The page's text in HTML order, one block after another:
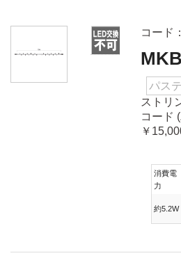
コード
パス
ストリ
コード
￥
消費電
力
約5.2W